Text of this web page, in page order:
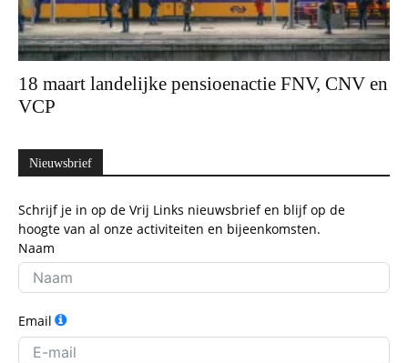
18 maart landelijke pensioenactie FNV, CNV en
VCP
Nieuwsbrief
Schrijf je in op de Vrij Links nieuwsbrief en blijf op de
hoogte van al onze activiteiten en bijeenkomsten.
Naam
Email